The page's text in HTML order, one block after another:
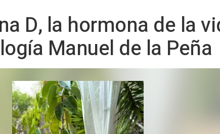
D, la hormona de la
Manuel de la Peña